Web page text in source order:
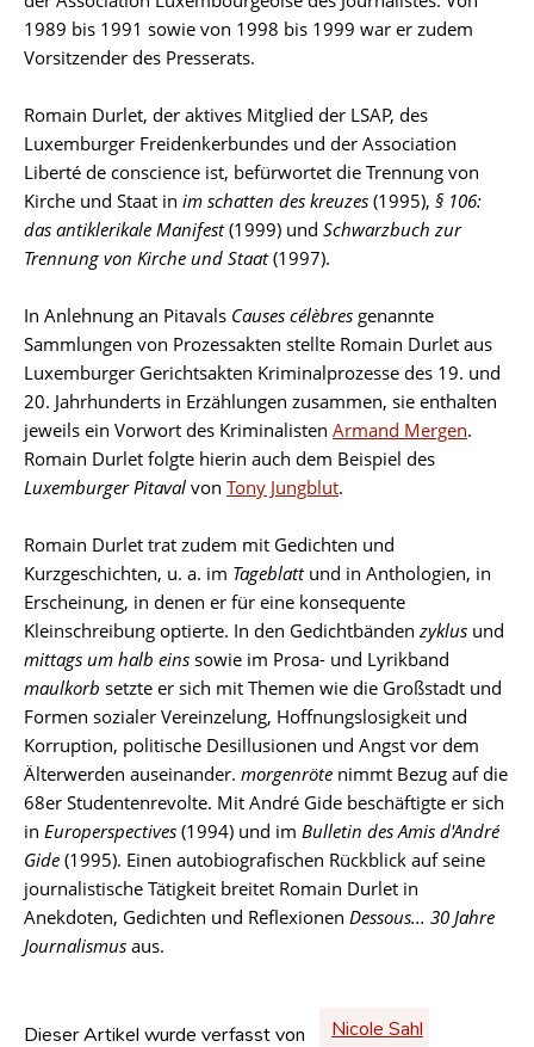
1989 bis 1991 sowie von 1998 bis 1999 war er zudem
Vorsitzender des Presserats.
Romain Durlet, der aktives Mitglied der LSAP, des
Luxemburger Freidenkerbundes und der Association
Liberté de conscience ist, befürwortet die Trennung von
Kirche und Staat in im schatten des kreuzes (1995), § 106:
das antiklerikale Manifest(1999) und Schwarzbuch zur
Trennung von Kirche und Staat(1997).
In Anlehnung an Pitavals Causes célèbres genannte
Sammlungen von Prozessakten stellte Romain Durlet aus
Luxemburger Gerichtsakten Kriminalprozesse des 19. und
20. Jahrhunderts in Erzählungen zusammen, sie enthalten
jeweils ein Vorwort des Kriminalisten Armand Mergen.
Romain Durlet folgte hierin auch dem Beispiel des
Luxemburger Pitaval von Tony Jungblut.
Romain Durlet trat zudem mit Gedichten und
Kurzgeschichten, u. a. im Tageblattund in Anthologien, in
Erscheinung, in denen er für eine konsequente
Kleinschreibung optierte. In den Gedichtbändenzyklus und
mittags um halb eins sowie im Prosa- und Lyrikband
maulkorb setzte er sich mit Themen wie die Großstadt und
Formen sozialer Vereinzelung, Hoffnungslosigkeit und
Korruption, politische Desillusionen und Angst vor dem
Älterwerden auseinander. morgenröte nimmt Bezug auf die
68er Studentenrevolte. Mit André Gide beschäftigte er sich
in Europerspectives (1994) und im Bulletin des Amis d'André
Gide (1995). Einen autobiografischen Rückblick auf seine
journalistische Tätigkeit breitet Romain Durlet in
Anekdoten, Gedichten und Reflexionen Dessous... 30 Jahre
Journalismus aus.
Dieser Artikel wurde verfasst von Nicole Sahl